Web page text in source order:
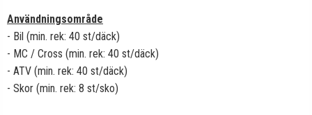
Användningsområde
- Bil (min. rek: 40 st/däck)
- MC / Cross (min. rek: 40 st/däck)
- ATV (min. rek: 40 st/däck)
- Skor (min. rek: 8 st/sko)